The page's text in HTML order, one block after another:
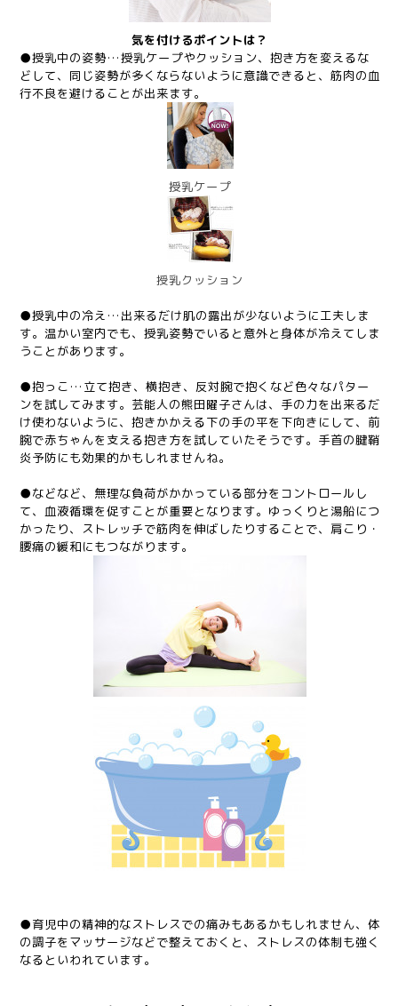
気を付けるポイントは？
●授乳中の姿勢…授乳ケープやクッション、抱き方を変えるな
どして、同じ姿勢が多くならないように意識できると、筋肉の血
行不良を避けることが出来ます。
授乳ケープ
授乳クッション
●授乳中の冷え…出来るだけ肌の露出が少ないように工夫しま
す。温かい室内でも、授乳姿勢でいると意外と身体が冷えてしま
うことがあります。
●抱っこ…立て抱き、横抱き、反対腕で抱くなど色々なパター
ンを試してみます。芸能人の熊田曜子さんは、手の力を出来るだ
け使わないように、抱きかかえる下の手の平を下向きにして、前
腕で赤ちゃんを支える抱き方を試していたそうです。手首の腱鞘
炎予防にも効果的かもしれませんね。
●などなど、無理な負荷がかかっている部分をコントロールし
て、血液循環を促すことが重要となります。ゆっくりと湯船につ
かったり、ストレッチで筋肉を伸ばしたりすることで、肩こり・
腰痛の緩和にもつながります。
●育児中の精神的なストレスでの痛みもあるかもしれません、体
の調子をマッサージなどで整えておくと、ストレスの体制も強く
なるといわれています。